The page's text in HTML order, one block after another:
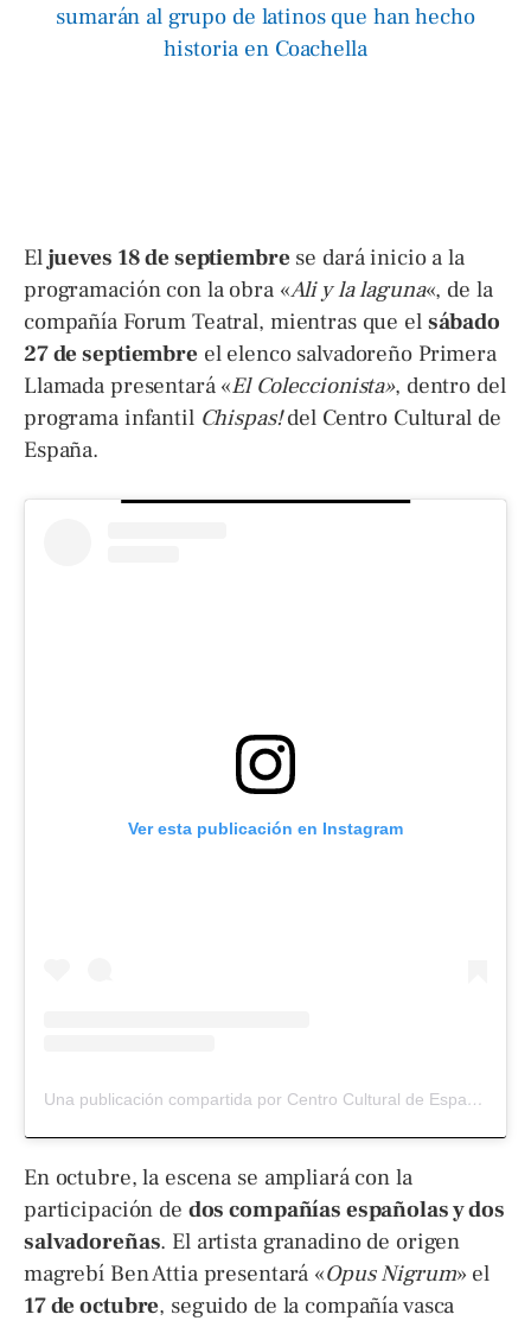
sumarán al grupo de latinos que han hecho
historia en Coachella
El jueves 18 de septiembre se dará inicio a la
programación con la obra «Ali y la laguna«, de la
compañía Forum Teatral, mientras que el sábado
27 de septiembre el elenco salvadoreño Primera
Llamada presentará «El Coleccionista», dentro del
programa infantil Chispas!del Centro Cultural de
España.
Ver esta publicación en Instagram
Una publicación compartida por Centro Cultural de España SV (@cce_sv)
En octubre, la escena se ampliará con la
participación de dos compañías españolas y dos
salvadoreñas. El artista granadino de origen
magrebí Ben Attia presentará «Opus Nigrum» el
17 de octubre, seguido de la compañía vasca